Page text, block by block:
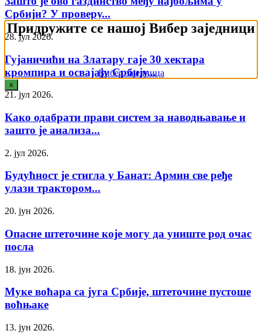
Србији? У проверу...
28. јул 2026.
Гујаничићи на Златару гаје 30 хектара
кромпира и освајају Србију...
21. јул 2026.
Како одабрати прави систем за наводњавање и
зашто је анализа...
2. јул 2026.
Будућност је стигла у Банат: Армин све ређе
улази трактором...
20. јун 2026.
Опасне штеточине које могу да униште род очас
посла
18. јун 2026.
Муке воћара са југа Србије, штеточине пустоше
воћњаке
13. јун 2026.
Придружите се нашој Вибер заједници
Вибер заједница
x